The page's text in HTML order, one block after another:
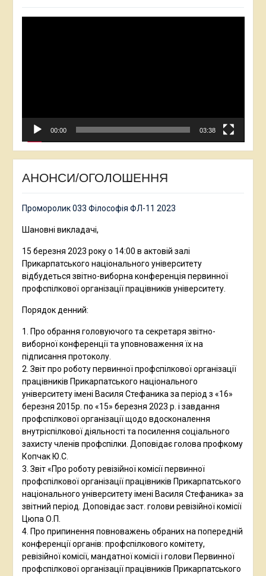
00:00 03:38
АНОНСИ/ОГОЛОШЕННЯ
Проморолик 033 Філософія ФЛ-11 2023
Шановні викладачі,
15 березня 2023 року о 14:00 в актовій залі
Прикарпатського національного університету
відбудеться звітно-виборна конференція первинної
профспілкової організації працівників університету.
Порядок денний:
1. Про обрання головуючого та секретаря звітно-
виборної конференції та уповноваження їх на
підписання протоколу.
2. Звіт про роботу первинної профспілкової організації
працівників Прикарпатського національного
університету імені Василя Стефаника за період з «16»
березня 2015р. по «15» березня 2023 р. і завдання
профспілкової організації щодо вдосконалення
внутріспілкової діяльності та посилення соціального
захисту членів профспілки. Доповідає голова профкому
Копчак Ю.С.
3. Звіт «Про роботу ревізійної комісії первинної
профспілкової організації працівників Прикарпатського
національного університету імені Василя Стефаника» за
звітний період. Доповідає заст. голови ревізійної комісії
Цюпа О.П.
4. Про припинення повноважень обраних на попередній
конференції органів: профспілкового комітету,
ревізійної комісії, мандатної комісії і голови Первинної
профспілкової організації працівників Прикарпатського